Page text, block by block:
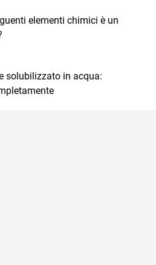
elementi chimici è un
solubilizzato in acqua: